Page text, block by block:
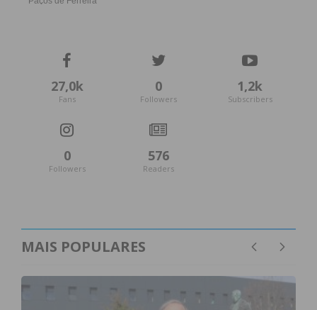
27,0k
Fans
0
Followers
1,2k
Subscribers
0
Followers
576
Readers
MAIS POPULARES